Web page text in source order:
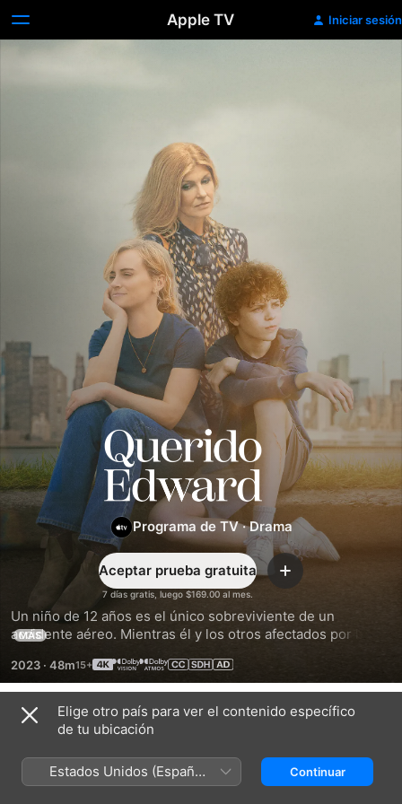
Apple TV Iniciar sesión
Querido
Edward
Programa de TV ·Drama
7 días gratis, luego $169.00 al mes.
Aceptar prueba gratuita Agregar
Un niño de 12 años es el único sobreviviente de un
accidente aéreo. Mientras él y los otros afectados por la
amistades inesperadas, romances y comunidades.
MÁS
2023 · 48m
Temporada 1
Elige otro país para ver el contenido específico
de tu ubicación
Estados Unidos (Español
México)
Continuar